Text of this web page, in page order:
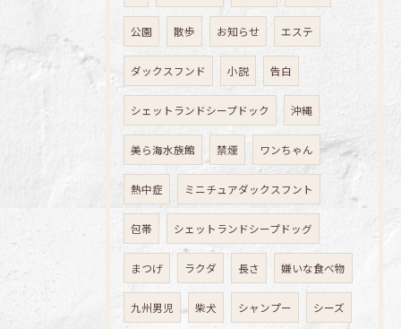
公園 散歩 お知らせ エステ
ダックスフンド 小説 告白
シェットランドシープドック 沖縄
美ら海水族館 禁煙 ワンちゃん
熱中症 ミニチュアダックスフント
包帯 シェットランドシープドッグ
まつげ ラクダ 長さ 嫌いな食べ物
九州男児 柴犬 シャンプー シーズ